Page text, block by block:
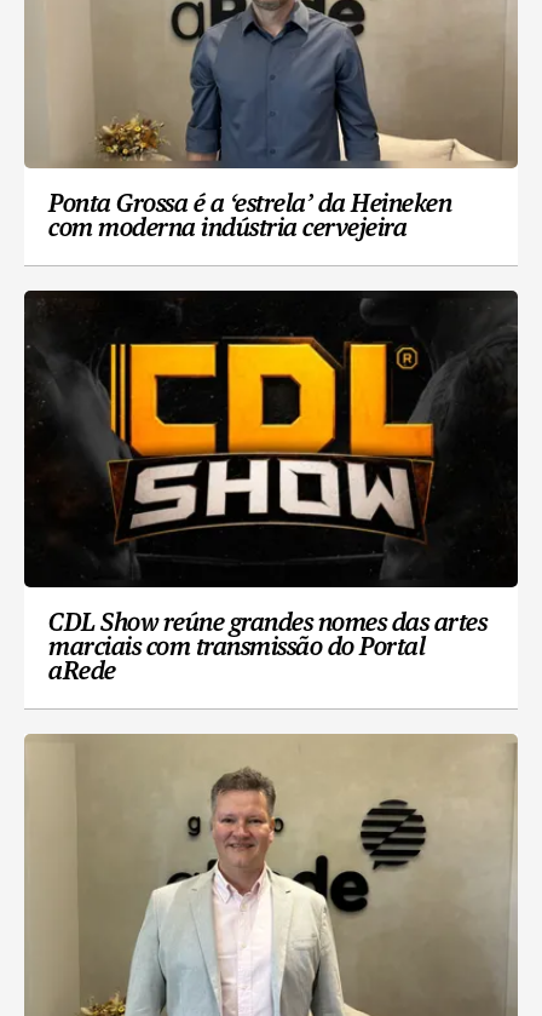
Ponta Grossa é a ‘estrela’ da Heineken
com moderna indústria cervejeira
CDL Show reúne grandes nomes das artes
marciais com transmissão do Portal
aRede